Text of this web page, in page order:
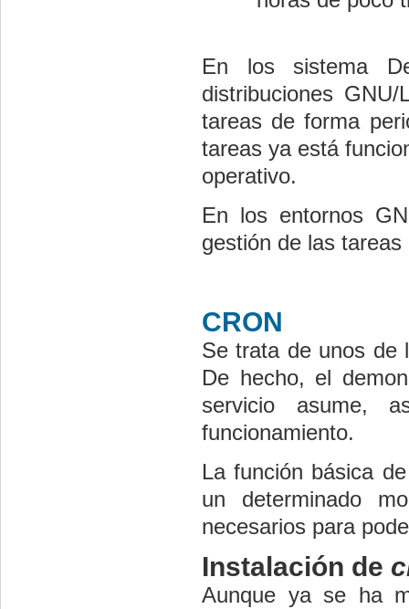
En los sistema
distribuciones GNU/
tareas de forma
tareas ya está
operativo.
En los entornos
gestión de las tareas
CRON
Se trata de unos de
De hecho, el
servicio asume,
funcionamiento.
La función básica
un determinado
necesarios para
Instalación de
Aunque ya se ha